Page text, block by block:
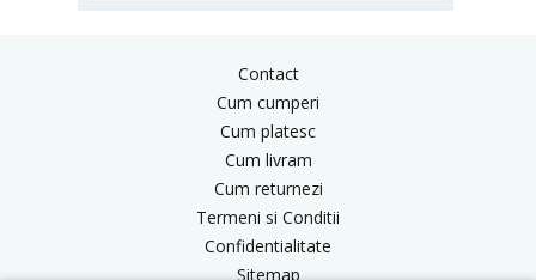
Contact
Cum cumperi
Cum platesc
Cum livram
Cum returnezi
Termeni si Conditii
Confidentialitate
Sitemap